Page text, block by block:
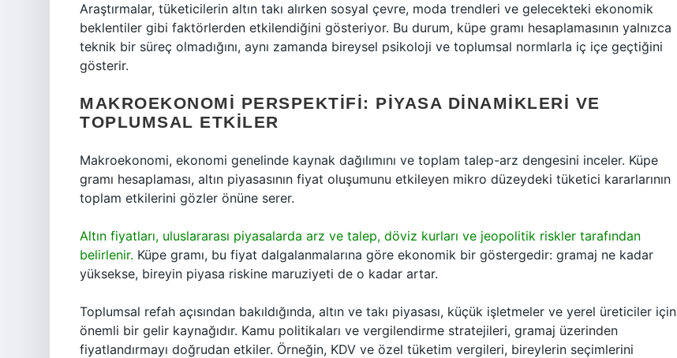
Araştırmalar, tüketicilerin altın takı alırken sosyal çevre, moda trendleri ve gelecekteki ekonomik
beklentiler gibi faktörlerden etkilendiğini gösteriyor. Bu durum, küpe gramı hesaplamasının yalnızca
teknik bir süreç olmadığını, aynı zamanda bireysel psikoloji ve toplumsal normlarla iç içe geçtiğini
gösterir.
MAKROEKONOMI PERSPEKTIFI: PIYASA DINAMIKLERI VE
TOPLUMSAL ETKILER
Makroekonomi, ekonomi genelinde kaynak dağılımını ve toplam talep-arz dengesini inceler. Küpe
gramı hesaplaması, altın piyasasının fiyat oluşumunu etkileyen mikro düzeydeki tüketici kararlarının
toplam etkilerini gözler önüne serer.
Altın fiyatları, uluslararası piyasalarda arz ve talep, döviz kurları ve jeopolitik riskler tarafından
belirlenir. Küpe gramı, bu fiyat dalgalanmalarına göre ekonomik bir göstergedir: gramaj ne kadar
yüksekse, bireyin piyasa riskine maruziyeti de o kadar artar.
Toplumsal refah açısından bakıldığında, altın ve takı piyasası, küçük işletmeler ve yerel üreticiler için
önemli bir gelir kaynağıdır. Kamu politikaları ve vergilendirme stratejileri, gramaj üzerinden
fiyatlandırmayı doğrudan etkiler. Örneğin, KDV ve özel tüketim vergileri, bireylerin seçimlerini